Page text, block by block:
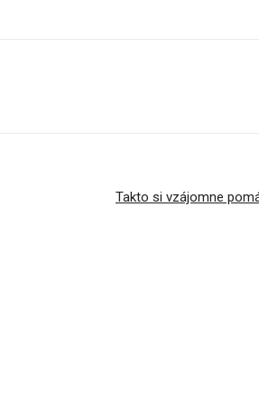
Takto si vzájomne